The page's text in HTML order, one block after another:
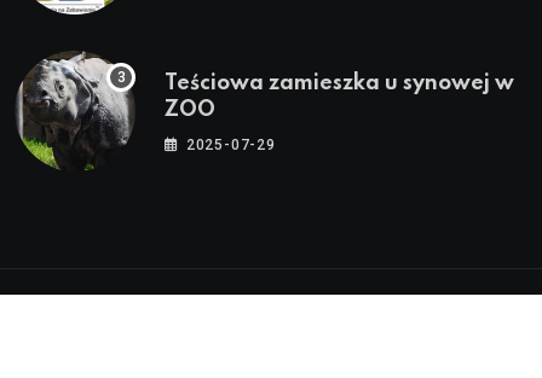
Teściowa zamieszka u synowej w
ZOO
2025-07-29